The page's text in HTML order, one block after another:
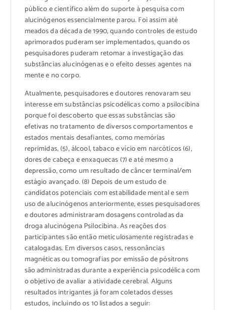
público e científico além do suporte à pesquisa com
alucinógenos essencialmente parou. Foi assim até
meados da década de 1990, quando controles de estudo
aprimorados puderam ser implementados, quando os
pesquisadores puderam retomar a investigação das
substâncias alucinógenas e o efeito desses agentes na
mente e no corpo.
Atualmente, pesquisadores e doutores renovaram seu
interesse em substâncias psicodélicas como a psilocibina
porque foi descoberto que essas substâncias são
efetivas no tratamento de diversos comportamentos e
estados mentais desafiantes, como memórias
reprimidas, (5), álcool, tabaco e vício em narcóticos (6),
dores de cabeça e enxaquecas (7) e até mesmo a
depressão, como um resultado de câncer terminal/em
estágio avançado. (8) Depois de um estudo de
candidatos potenciais com estabilidade mental e sem
uso de alucinógenos anteriormente, esses pesquisadores
e doutores administraram dosagens controladas da
droga alucinógena Psilocibina. As reações dos
participantes são então meticulosamente registradas e
catalogadas. Em diversos casos, ressonâncias
magnéticas ou tomografias por emissão de pósitrons
são administradas durante a experiência psicodélica com
o objetivo de avaliar a atividade cerebral. Alguns
resultados intrigantes já foram coletados desses
estudos, incluindo os 10 listados a seguir: